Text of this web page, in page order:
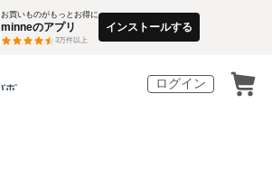
お買いものがもっとお得に
minneのアプリ
3万件以上
インストールする
ログイン